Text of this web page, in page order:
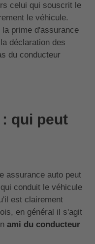
celui qui souscrit le
le véhicule.
prime d'assurance
déclaration des
du conducteur
qui peut
assurance auto peut
conduit le véhicule
est clairement
en général il s'agit
ami du conducteur